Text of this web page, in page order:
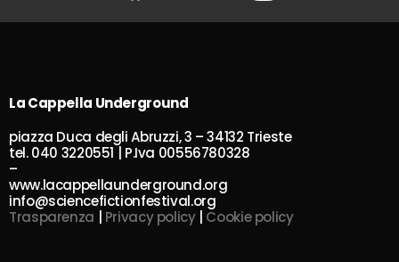
La Cappella Underground
piazza Duca degli Abruzzi, 3 – 34132 Trieste
tel. 040 3220551 | P.Iva 00556780328
–
www.lacappellaunderground.org
info@sciencefictionfestival.org
Trasparenza
Privacy policy| Cookie policy